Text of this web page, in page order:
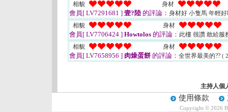
相貌
身材
會員[ LV7291681 ] 壹?陸 的評論： 身材好 小隻馬 年輕
相貌
身材
會員[ LV7706424 ] Howtolos 的評論： 此樓 很讚 敢給服
相貌
身材
會員[ LV7658956 ] 肉燥蛋餅 的評論： 全世界最美的?? (
主持人個
使用條款
Copyright © 2026